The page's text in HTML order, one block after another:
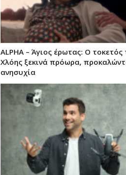
ALPHA – Άγιος έρωτας: Ο τοκετός
Χλόης ξεκινά πρόωρα,
ανησυχία